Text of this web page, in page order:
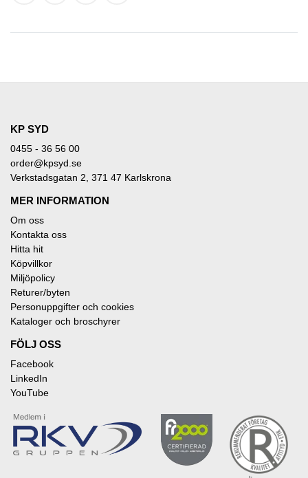
KP SYD
0455 - 36 56 00
order@kpsyd.se
Verkstadsgatan 2, 371 47 Karlskrona
MER INFORMATION
Om oss
Kontakta oss
Hitta hit
Köpvillkor
Miljöpolicy
Returer/byten
Personuppgifter och cookies
Kataloger och broschyrer
FÖLJ OSS
Facebook
LinkedIn
YouTube